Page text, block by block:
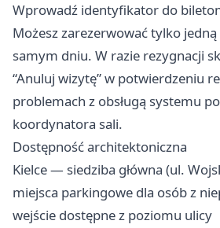
Wprowadź identyfikator do
Możesz zarezerwować tylko
samym dniu. W razie rezygnacji
“Anuluj wizytę” w potwierdzeniu
problemach z obsługą systemu
koordynatora sali.
Dostępność architektoniczna
Kielce — siedziba główna (ul.
miejsca parkingowe dla osób z
wejście dostępne z poziomu ulicy